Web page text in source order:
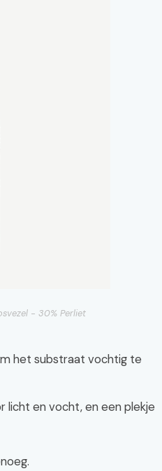
- 30% Perliet
het substraat vochtig te
licht en vocht, en een plekje